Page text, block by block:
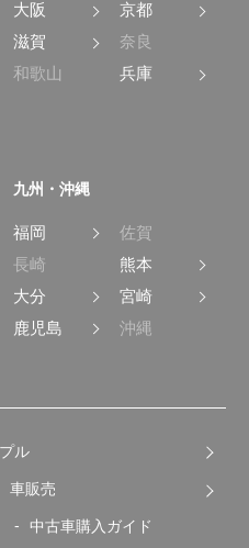
大阪
京都
滋賀
奈良
和歌山
兵庫
九州・沖縄
福岡
佐賀
長崎
熊本
大分
宮崎
鹿児島
沖縄
ル
車販売
中古車購入ガイド